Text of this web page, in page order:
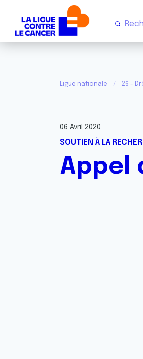
Ligue nationale 26 -
06 Avril 2020
SOUTIEN À LA
Appel